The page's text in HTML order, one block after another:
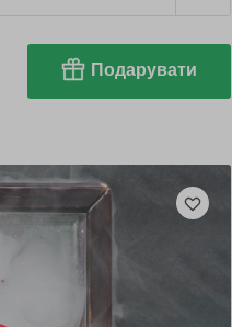
Подарувати